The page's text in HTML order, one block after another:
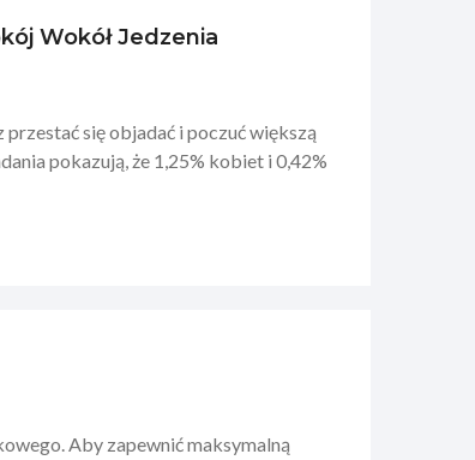
Wokół Jedzenia
się objadać i poczuć większą
pokazują, że 1,25% kobiet i 0,42%
Aby zapewnić maksymalną